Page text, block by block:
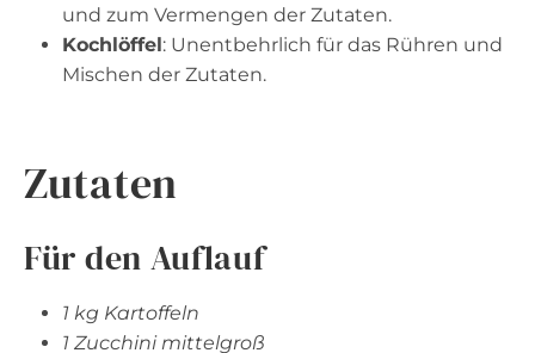
und zum Vermengen der Zutaten.
Kochlöffel: Unentbehrlich für das Rühren und
Mischen der Zutaten.
Zutaten
Für den Auflauf
1 kg Kartoffeln
1 Zucchini mittelgroß